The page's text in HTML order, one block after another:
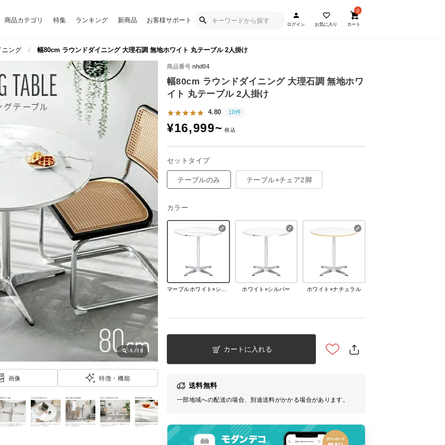
商品カテゴリ 特集 ランキング 新商品 お客様サポート
ログイン お気に入り
0
カート
ニング 幅80cm ラウンドダイニング 大理石調 無地ホワイト 丸テーブル 2人掛け
商品番号 nhd04
幅80cm ラウンドダイニング 大理石調 無地ホワ
イト 丸テーブル 2人掛け
4.80 10件
¥16,999~
セットタイプ
テーブルのみ テーブル+チェア2脚
カラー
ホワイト×シルバー ホワイト×ナチュラル
カートに入れる
送料無料
一部地域への配送の場合、別途送料がかかる場合があります。
1/10
画像 特徴・機能